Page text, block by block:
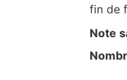
fin de
Note